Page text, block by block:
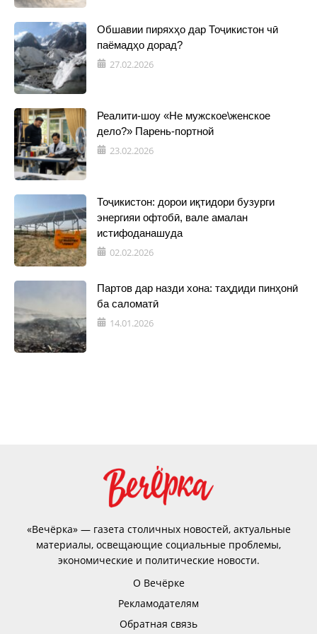
Обшавии пиряхҳо дар Тоҷикистон чӣ
паёмадҳо дорад?
27.02.2026
Реалити-шоу «Не мужское\женское
дело?» Парень-портной
23.02.2026
Тоҷикистон: дорои иқтидори бузурги
энергияи офтобӣ, вале амалан
истифоданашуда
02.02.2026
Партов дар назди хона: таҳдиди пинҳонӣ
ба саломатӣ
14.01.2026
«Вечёрка» — газета столичных новостей, актуальные
материалы, освещающие социальные проблемы,
экономические и политические новости.
О Вечёрке
Рекламодателям
Обратная связь